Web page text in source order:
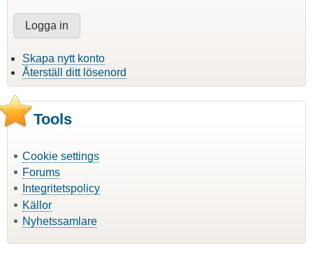
Skapa nytt konto
Återställ ditt lösenord
Tools
Cookie settings
Forums
Integritetspolicy
Källor
Nyhetssamlare